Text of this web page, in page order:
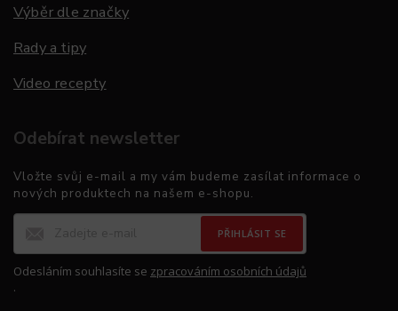
Výběr dle značky
Rady a tipy
Video recepty
Odebírat newsletter
Vložte svůj e-mail a my vám budeme zasílat informace o
nových produktech na našem e-shopu.
PŘIHLÁSIT SE
Odesláním souhlasíte se zpracováním osobních údajů
.